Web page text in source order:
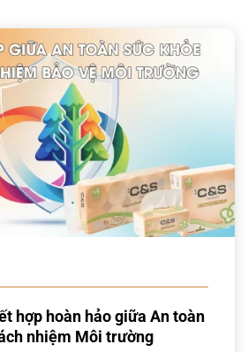
hợp hoàn hảo giữa An toàn
nhiệm Môi trường